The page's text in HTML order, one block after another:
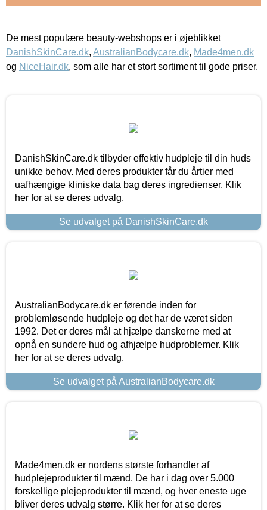
De mest populære beauty-webshops er i øjeblikket
DanishSkinCare.dk, AustralianBodycare.dk, Made4men.dk
og NiceHair.dk, som alle har et stort sortiment til gode priser.
DanishSkinCare.dk tilbyder effektiv hudpleje til din huds
unikke behov. Med deres produkter får du årtier med
uafhængige kliniske data bag deres ingredienser. Klik
her for at se deres udvalg.
Se udvalget på DanishSkinCare.dk
AustralianBodycare.dk er førende inden for
problemløsende hudpleje og det har de været siden
1992. Det er deres mål at hjælpe danskerne med at
opnå en sundere hud og afhjælpe hudproblemer. Klik
her for at se deres udvalg.
Se udvalget på AustralianBodycare.dk
Made4men.dk er nordens største forhandler af
hudplejeprodukter til mænd. De har i dag over 5.000
forskellige plejeprodukter til mænd, og hver eneste uge
bliver deres udvalg større. Klik her for at se deres